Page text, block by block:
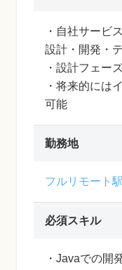
・自社サービ
設計・開発・
・設計フェー
・将来的には
可能
勤務地
フルリモート駅
必須スキル
・Javaでの開